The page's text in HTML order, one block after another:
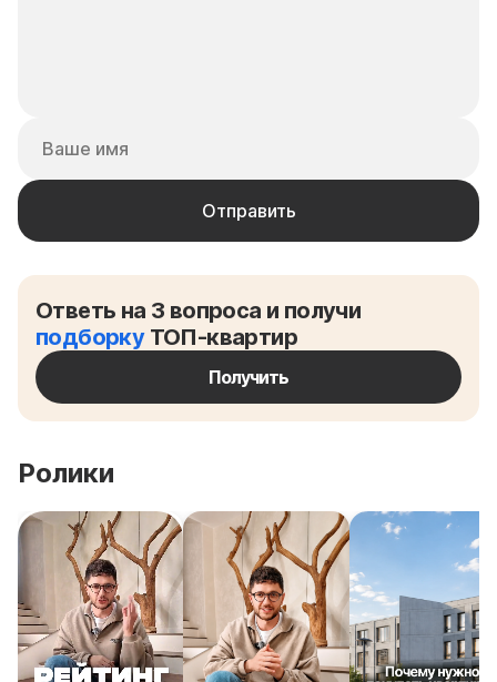
Ответь на 3 вопроса и получи
подборкуТОП-квартир
Получить
Ролики